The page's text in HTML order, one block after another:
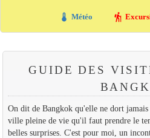
thermostat Météo hiking
GUIDE DES
On dit de Bangkok qu'elle ne dort
ville pleine de vie qu'il faut prendre le
belles surprises. C'est pour moi, un